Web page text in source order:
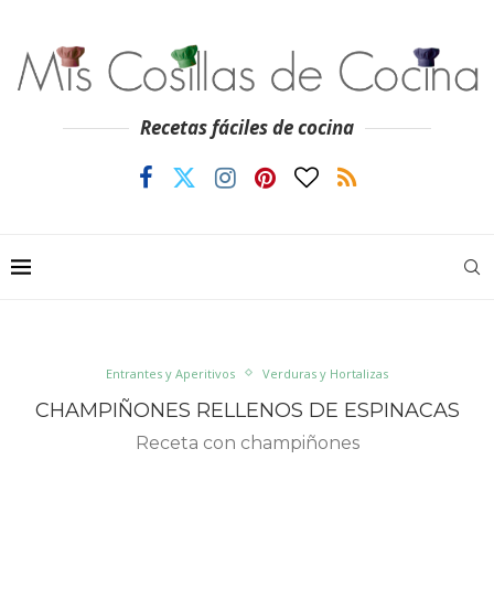
Recetas fáciles de cocina
Entrantes y Aperitivos Verduras y Hortalizas
CHAMPIÑONES RELLENOS DE ESPINACAS
Receta con champiñones